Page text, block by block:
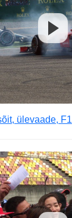
ülevaade, F1